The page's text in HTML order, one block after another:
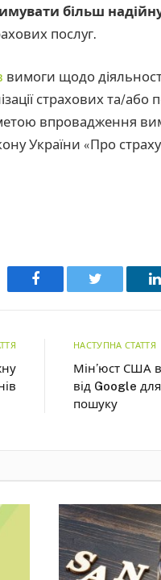
більш
послуг.
вимоги щодо
страхових та/або
впровадження
України «Про
Facebook Twitter
НАСТУПНА СТАТТЯ
Мін’юст США
від Google
пошуку